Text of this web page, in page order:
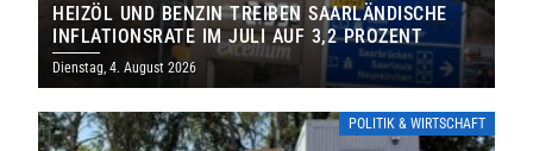
HEIZÖL UND BENZIN TREIBEN SAARLÄNDISCHE
INFLATIONSRATE IM JULI AUF 3,2 PROZENT
Dienstag, 4. August 2026
POLITIK & WIRTSCHAFT